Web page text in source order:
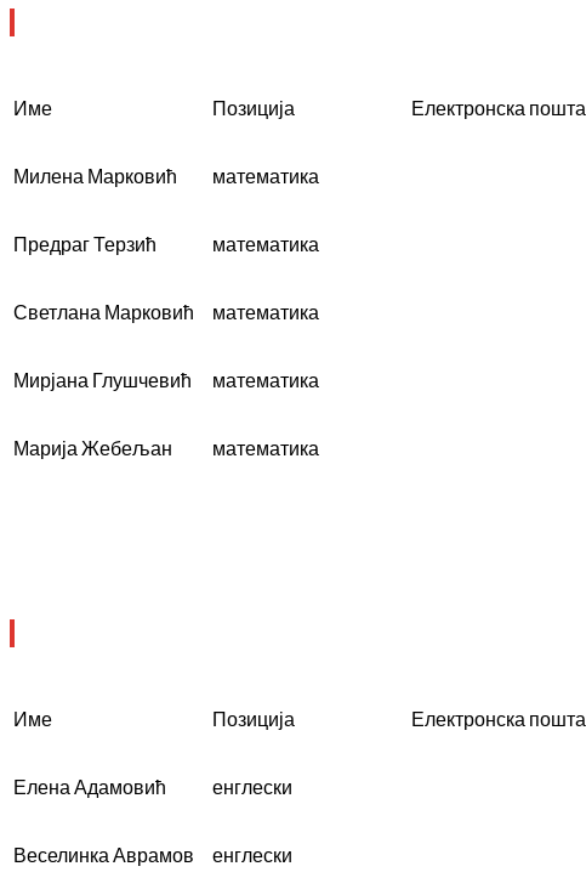
Име Позиција Електронска пошта
Милена Марковић математика
Предраг Терзић математика
Светлана Марковић математика
Мирјана Глушчевић математика
Марија Жебељан математика
Име Позиција Електронска пошта
Елена Адамовић енглески
Веселинка Аврамов енглески